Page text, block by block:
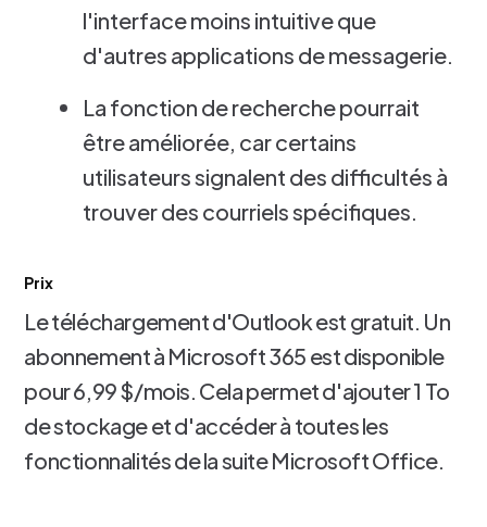
l'interface moins intuitive que
d'autres applications de messagerie.
La fonction de recherche pourrait
être améliorée, car certains
utilisateurs signalent des difficultés à
trouver des courriels spécifiques.
Prix
Le téléchargement d'Outlook est gratuit. Un
abonnement à Microsoft 365 est disponible
pour 6,99 $/mois. Cela permet d'ajouter 1 To
de stockage et d'accéder à toutes les
fonctionnalités de la suite Microsoft Office.